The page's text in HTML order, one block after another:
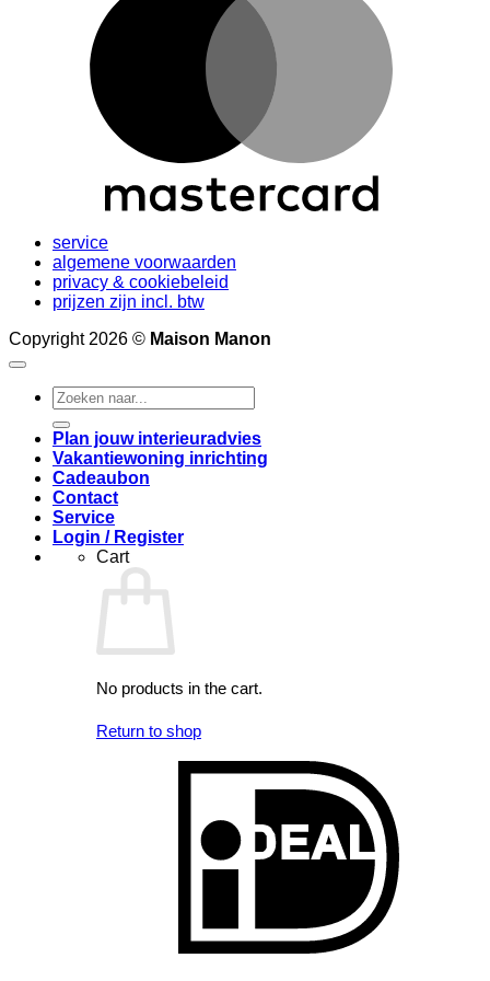
service
algemene voorwaarden
privacy & cookiebeleid
prijzen zijn incl. btw
Copyright 2026 © Maison Manon
Search
for:
Plan jouw interieuradvies
Vakantiewoning inrichting
Cadeaubon
Contact
Service
Login / Register
Cart
No products in the cart.
Return to shop